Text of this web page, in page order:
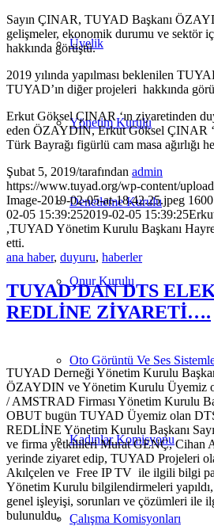
Üyelik
Yönetim Kurulu
Denetleme Kurulu
Onur Kurulu
Oto Görüntü Ve Ses
Kadınlar Komisyonu
Çalışma Komisyonları
Sayın ÇINAR, TUYAD Başkanı
gelişmeler, ekonomik durumu ve sektör
hakkında görüştü.
2019 yılında yapılması beklenilen
TUYAD’ın diğer projeleri hakkında
Erkut Göksel ÇINAR ‘ın ziyaretinden
eden ÖZAYDIN, Erkut Göksel ÇINAR
Türk Bayrağı figürlü cam masa ağırlığı
Şubat 5, 2019/tarafından admin
https://www.tuyad.org/wp-content/
Image-2019-02-05-at-18.42.25.jpeg 1600
02-05 15:39:252019-02-05 15:39:25
,TUYAD Yönetim Kurulu Başkanı
etti.
ana haber, duyuru, haberler
TUYAD’DAN DTS
REDLİNE ZİYARETİ….
TUYAD Derneği Yönetim Kurulu
ÖZAYDIN ve Yönetim Kurulu
/ AMSTRAD Firması Yönetim Kurulu
OBUT bugün TUYAD Üyemiz olan
REDLİNE Yönetim Kurulu Başkanı
ve firma yetkilileri Murat GENÇ, Cihan
yerinde ziyaret edip, TUYAD Projeleri
Akılçelen ve Free IP TV ile ilgili bilgi
Yönetim Kurulu bilgilendirmeleri yapıldı,
genel işleyişi, sorunları ve çözümleri ile
bulunuldu.